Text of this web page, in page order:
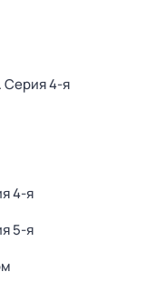
. Серия 4-я
4-я
5-я